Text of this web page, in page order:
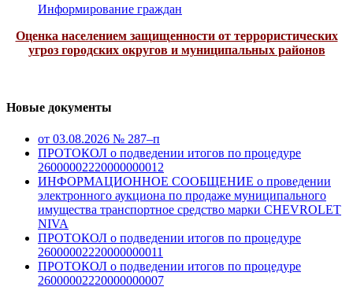
Информирование граждан
Оценка населением защищенности от террористических
угроз городских округов и муниципальных районов
Новые документы
от 03.08.2026 № 287–п
ПРОТОКОЛ о подведении итогов по процедуре
26000002220000000012
ИНФОРМАЦИОННОЕ СООБЩЕНИЕ о проведении
электронного аукциона по продаже муниципального
имущества транспортное средство марки CHEVROLET
NIVA
ПРОТОКОЛ о подведении итогов по процедуре
26000002220000000011
ПРОТОКОЛ о подведении итогов по процедуре
26000002220000000007